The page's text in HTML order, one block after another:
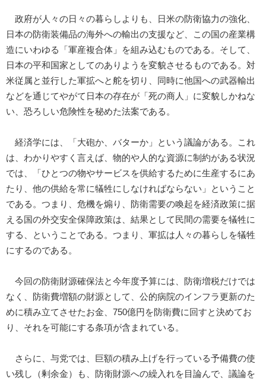
政府が人々の日々の暮らしよりも、日米の防衛協力の強化、
日本の防衛装備品の海外への輸出の支援など、この国の産業構
造にいわゆる「軍産複合体」を組み込むものである。そして、
日本の平和国家としてのありようを変貌させるものである。対
米従属と並行した軍拡へと舵を切り、同時に他国への武器輸出
などを通じてやがて日本の存在が「死の商人」に変貌しかねな
い、恐ろしい危険性を秘めた法案である。
経済学には、「大砲か、バターか」という議論がある。これ
は、わかりやすく言えば、物的や人的な資源に制約がある状況
では、「ひとつの物やサービスを供給するために生産するにあ
たり、他の供給を常に犠牲にしなければならない」ということ
である。つまり、危機を煽り、防衛需要の喚起を経済政策に据
える国の外交安全保障政策は、結果として民間の需要を犠牲に
する、ということである。つまり、軍拡は人々の暮らしを犠牲
にするのである。
今回の防衛財源確保法と今年度予算には、防衛増税だけでは
なく、防衛費増額の財源として、公的病院のインフラ更新のた
めに積み立てさせたお金、750億円を防衛費に回すと決めてお
り、それを可能にする条項が含まれている。
さらに、与党では、巨額の積み上げを行っている予備費の使
い残し（剰余金）も、防衛財源への繰入れを目論んで、議論を